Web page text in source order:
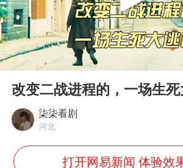
泉州市委书记
老人离世案亲属
Play
改变二战进程的，一场生
柒柒看剧
河北
打开网易新闻 体验效